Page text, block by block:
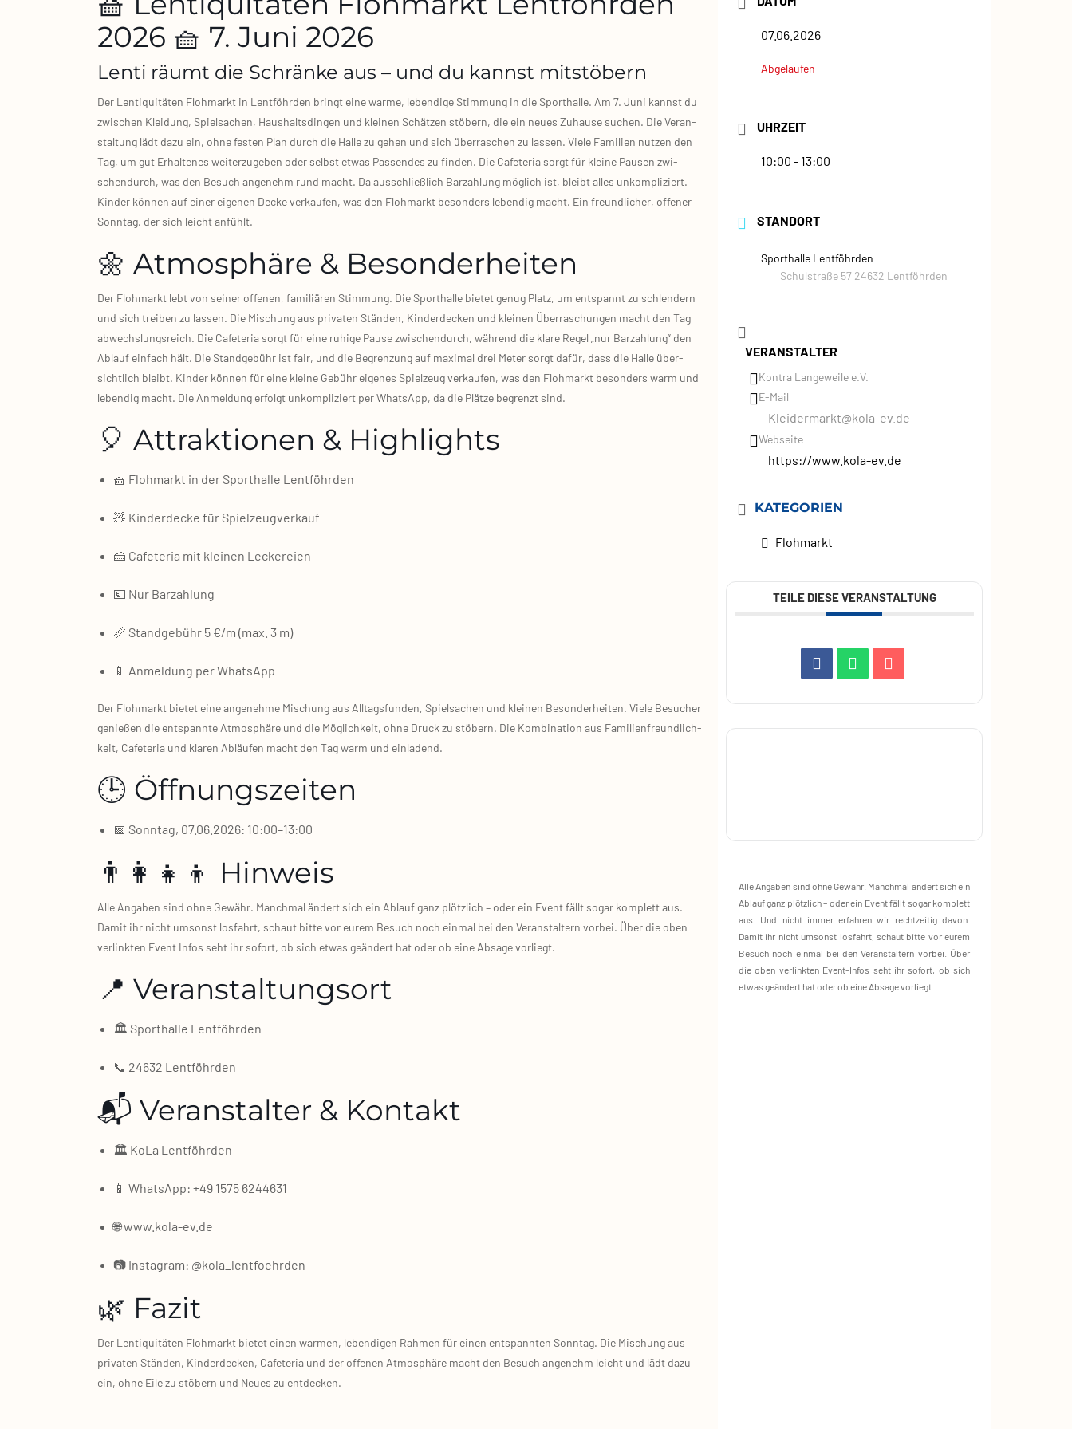
2026 🧺 7. Juni 2026
Lenti räumt die Schränke aus – und du kannst mitstöbern
Der Len­ti­qui­tä­ten Floh­markt in Lent­föhr­den bringt eine war­me, leben­di­ge Stim­mung in die Sport­hal­le. Am 7. Juni kannst du
zwi­schen Klei­dung, Spiel­sa­chen, Haus­halts­din­gen und klei­nen Schät­zen stö­bern, die ein neu­es Zuhau­se suchen. Die Ver­an­
stal­tung lädt dazu ein, ohne fes­ten Plan durch die Hal­le zu gehen und sich über­ra­schen zu las­sen. Vie­le Fami­li­en nut­zen den
Tag, um gut Erhal­te­nes wei­ter­zu­ge­ben oder selbst etwas Pas­sen­des zu fin­den. Die Cafe­te­ria sorgt für klei­ne Pau­sen zwi­
schen­durch, was den Besuch ange­nehm rund macht. Da aus­schließ­lich Bar­zah­lung mög­lich ist, bleibt alles unkom­pli­ziert.
Kin­der kön­nen auf einer eige­nen Decke ver­kau­fen, was den Floh­markt beson­ders leben­dig macht. Ein freund­li­cher, offe­ner
Sonn­tag, der sich leicht anfühlt.
🌼 Atmosphäre & Besonderheiten
Der Floh­markt lebt von sei­ner offe­nen, fami­liä­ren Stim­mung. Die Sport­hal­le bie­tet genug Platz, um ent­spannt zu schlen­dern
und sich trei­ben zu las­sen. Die Mischung aus pri­va­ten Stän­den, Kin­der­de­cken und klei­nen Über­ra­schun­gen macht den Tag
abwechs­lungs­reich. Die Cafe­te­ria sorgt für eine ruhi­ge Pau­se zwi­schen­durch, wäh­rend die kla­re Regel „nur Bar­zah­lung“ den
Ablauf ein­fach hält. Die Stand­ge­bühr ist fair, und die Begren­zung auf maxi­mal drei Meter sorgt dafür, dass die Hal­le über­
sicht­lich bleibt. Kin­der kön­nen für eine klei­ne Gebühr eige­nes Spiel­zeug ver­kau­fen, was den Floh­markt beson­ders warm und
leben­dig macht. Die Anmel­dung erfolgt unkom­pli­ziert per Whats­App, da die Plät­ze begrenzt sind.
🎈 Attraktionen & Highlights
🧺 Floh­markt in der Sport­hal­le Lent­föhr­den
🧸 Kin­der­de­cke für Spiel­zeug­ver­kauf
🍰 Cafe­te­ria mit klei­nen Lecke­rei­en
💶 Nur Bar­zah­lung
📏 Stand­ge­bühr 5 €/​m (max. 3 m)
📱 Anmel­dung per Whats­App
Der Floh­markt bie­tet eine ange­neh­me Mischung aus All­tags­fun­den, Spiel­sa­chen und klei­nen Beson­der­hei­ten. Vie­le Besu­cher
genie­ßen die ent­spann­te Atmo­sphä­re und die Mög­lich­keit, ohne Druck zu stö­bern. Die Kom­bi­na­ti­on aus Fami­li­en­freund­lich­
keit, Cafe­te­ria und kla­ren Abläu­fen macht den Tag warm und ein­la­dend.
🕒 Öffnungszeiten
📅 Sonn­tag, 07.06.2026: 10:00–13:00
👨‍👩‍👧‍👦 Hinweis
Alle Anga­ben sind ohne Gewähr. Manch­mal ändert sich ein Ablauf ganz plötz­lich – oder ein Event fällt sogar kom­plett aus.
Damit ihr nicht umsonst los­fahrt, schaut bit­te vor eurem Besuch noch ein­mal bei den Ver­an­stal­tern vor­bei. Über die oben
ver­link­ten Event Infos seht ihr sofort, ob sich etwas geän­dert hat oder ob eine Absa­ge vor­liegt.
📍 Veranstaltungsort
🏛️ Sport­hal­le Lent­föhr­den
📞 24632 Lent­föhr­den
📬 Veranstalter & Kontakt
🏛️ KoLa Lent­föhr­den
📱 Whats­App: +49 1575 6244631
🌐www.kola-ev.de
📷 Insta­gram: @kola_lentfoehrden
🌿 Fazit
Der Len­ti­qui­tä­ten Floh­markt bie­tet einen war­men, leben­di­gen Rah­men für einen ent­spann­ten Sonn­tag. Die Mischung aus
pri­va­ten Stän­den, Kin­der­de­cken, Cafe­te­ria und der offe­nen Atmo­sphä­re macht den Besuch ange­nehm leicht und lädt dazu
ein, ohne Eile zu stö­bern und Neu­es zu ent­de­cken.
07.06.2026
Abgelaufen
UHRZEIT
10:00 - 13:00
STANDORT
Sporthalle Lentföhrden
Schulstraße 57 24632 Lentföhrden
VERANSTALTER
Kontra Langeweile e.V.
E-Mail
Kleidermarkt@kola-ev.de
Webseite
https://www.kola-ev.de
KATEGORIEN
Flohmarkt
TEILE DIESE VERANSTALTUNG
Alle Angaben sind ohne Gewähr. Manchmal ändert sich ein
Ablauf ganz plötzlich – oder ein Event fällt sogar komplett
aus. Und nicht immer erfahren wir rechtzeitig davon.
Damit ihr nicht umsonst losfahrt, schaut bitte vor eurem
Besuch noch einmal bei den Veranstaltern vorbei. Über
die oben verlinkten Event‑Infos seht ihr sofort, ob sich
etwas geändert hat oder ob eine Absage vorliegt.